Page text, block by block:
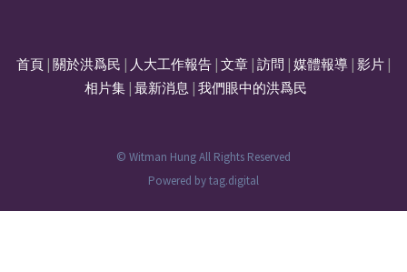
首頁 關於洪爲民 人大工作報告 文章 訪問 媒體報導 影片
相片集| 最新消息 我們眼中的洪爲民
© Witman Hung All Rights Reserved
Powered bytag.digital